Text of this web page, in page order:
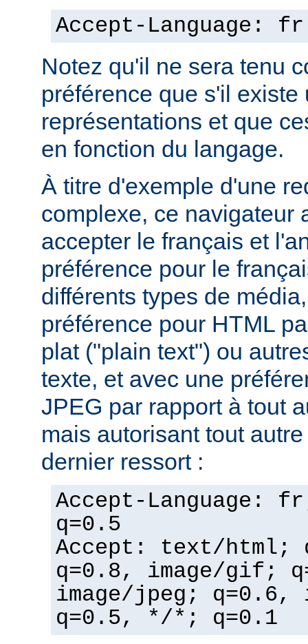
Accept-Language: fr
Notez qu'il ne sera tenu
préférence que s'il existe
représentations et que
en fonction du langage.
À titre d'exemple d'une
complexe, ce navigateur
accepter le français et
préférence pour le
différents types de
préférence pour HTML
plat ("plain text") ou
texte, et avec une
JPEG par rapport à tout
mais autorisant tout
dernier ressort :
Accept-Language:
q=0.5
Accept: text/html;
q=0.8, image/gif;
image/jpeg; q=0.6,
q=0.5, */*; q=0.1